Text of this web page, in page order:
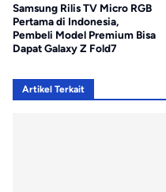
Samsung Rilis TV Micro RGB
Pertama di Indonesia,
Pembeli Model Premium Bisa
Dapat Galaxy Z Fold7
Artikel Terkait